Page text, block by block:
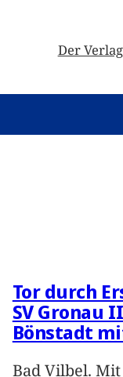
Der Verlag
Tor durch
SV Gronau
Bönstadt
Bad Vilbel.